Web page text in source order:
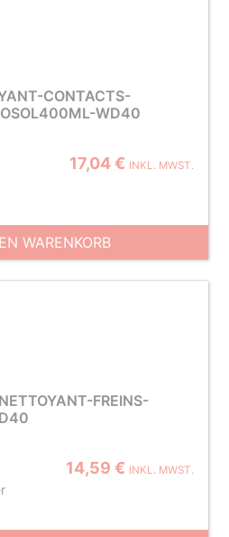
CONTACTS-
WD40
17,04 € INKL. MWST.
WARENKORB
FREINS-
14,59 € INKL. MWST.